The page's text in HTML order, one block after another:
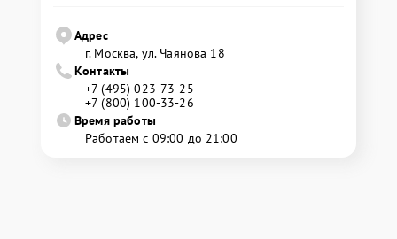
Адрес
г. Москва, ул. Чаянова 18
Контакты
+7 (495) 023-73-25
+7 (800) 100-33-26
Время работы
Работаем с 09:00 до 21:00